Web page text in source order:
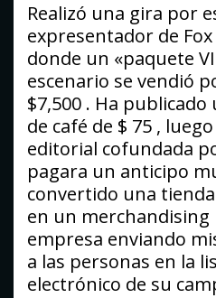
Realizó una gira por
expresentador de Fox
donde un «paquete
escenario se vendió
$7,500 . Ha
de café de $ 75 ,
editorial cofundada
pagara un anticipo
convertido una
en un merchandising
empresa enviando
a las personas en la
electrónico de su